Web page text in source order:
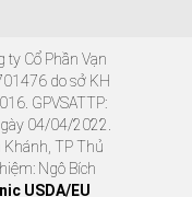
Cổ Phần Vạn
do sở KH
GPVSATTP:
04/04/2022.
Khánh, TP Thủ
Ngô Bích
USDA/EU